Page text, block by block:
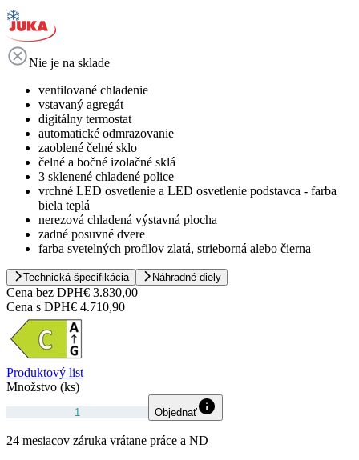
Nie je na sklade
ventilované chladenie
vstavaný agregát
digitálny termostat
automatické odmrazovanie
zaoblené čelné sklo
čelné a bočné izolačné sklá
3 sklenené chladené police
vrchné LED osvetlenie a LED osvetlenie podstavca - farba
biela teplá
nerezová chladená výstavná plocha
zadné posuvné dvere
farba svetelných profilov zlatá, strieborná alebo čierna
Technická špecifikácia Náhradné diely
Cena bez DPH€ 3.830,00
Cena s DPH€ 4.710,90
Produktový list
Množstvo (ks)
Objednať
24 mesiacov záruka vrátane práce a ND